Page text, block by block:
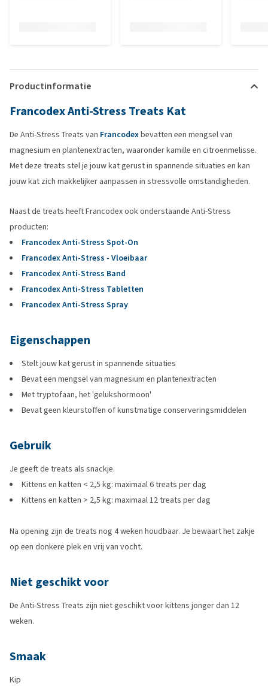
Productinformatie
Francodex Anti-Stress Treats Kat
De Anti-Stress Treats van Francodexbevatten een mengsel van
magnesium en plantenextracten, waaronder kamille en citroenmelisse.
Met deze treats stel je jouw kat gerust in spannende situaties en kan
jouw kat zich makkelijker aanpassen in stressvolle omstandigheden.
Naast de treats heeft Francodex ook onderstaande Anti-Stress
producten:
Francodex Anti-Stress Spot-On
Francodex Anti-Stress - Vloeibaar
Francodex Anti-Stress Band
Francodex Anti-Stress Tabletten
Francodex Anti-Stress Spray
Eigenschappen
Stelt jouw kat gerust in spannende situaties
Bevat een mengsel van magnesium en plantenextracten
Met tryptofaan, het 'gelukshormoon'
Bevat geen kleurstoffen of kunstmatige conserveringsmiddelen
Gebruik
Je geeft de treats als snackje.
Kittens en katten < 2,5 kg: maximaal 6 treats per dag
Kittens en katten > 2,5 kg: maximaal 12 treats per dag
Na opening zijn de treats nog 4 weken houdbaar. Je bewaart het zakje
op een donkere plek en vrij van vocht.
Niet geschikt voor
De Anti-Stress Treats zijn niet geschikt voor kittens jonger dan 12
weken.
Smaak
Kip